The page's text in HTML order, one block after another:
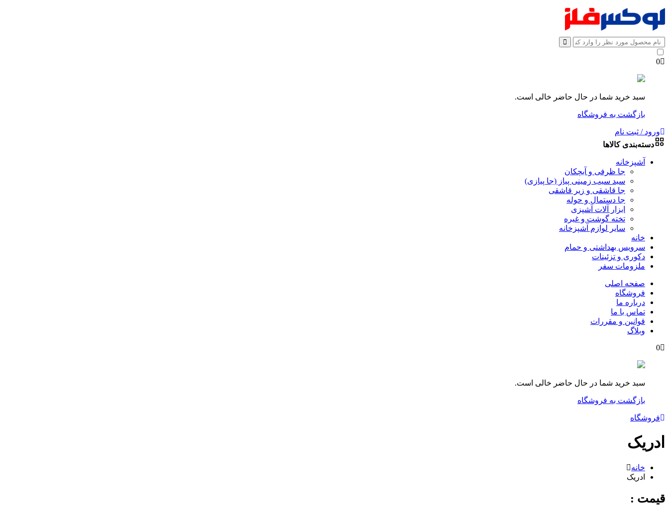
0
سبد خرید شما در حال حاضر خالی است.
بازگشت به فروشگاه
ورود / ثبت نام
دسته‌بندی کالاها
آشپزخانه
جا ظرفی و آبچکان
سبد سیب زمینی پیاز (جا پیازی)
جا قاشقی و زیر قاشقی
جا دستمال و حوله
ابزار آلات آشپزی
تخته گوشت و غیره
سایر لوازم آشپزخانه
خانه
سرویس بهداشتی و حمام
دکوری و تزئینات
ملزومات سفر
صفحه اصلی
فروشگاه
درباره ما
تماس با ما
قوانین و مقررات
وبلاگ
0
سبد خرید شما در حال حاضر خالی است.
بازگشت به فروشگاه
فروشگاه
ادریک
خانه
ادریک
قیمت :